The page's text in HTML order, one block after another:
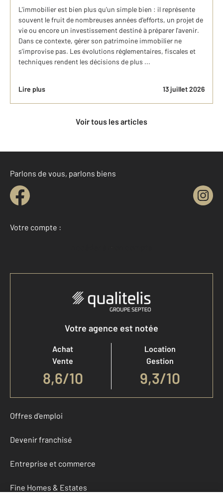
L'immobilier est bien plus qu'un simple bien : il représente
souvent le fruit de nombreuses années d'efforts, un projet de
vie ou encore un investissement destiné à préparer l'avenir.
Dans ce contexte, gérer son patrimoine immobilier ne
s'improvise pas. Les évolutions réglementaires, fiscales et
techniques rendent les décisions de plus ...
Lire plus 13 juillet 2026
Voir tous les articles
Parlons de vous, parlons biens
Votre compte :
Accéder à mon compte
Votre agence est notée
Achat
Vente
8,6/10
Location
Gestion
9,3/10
Offres d'emploi
Devenir franchisé
Entreprise et commerce
Fine Homes & Estates